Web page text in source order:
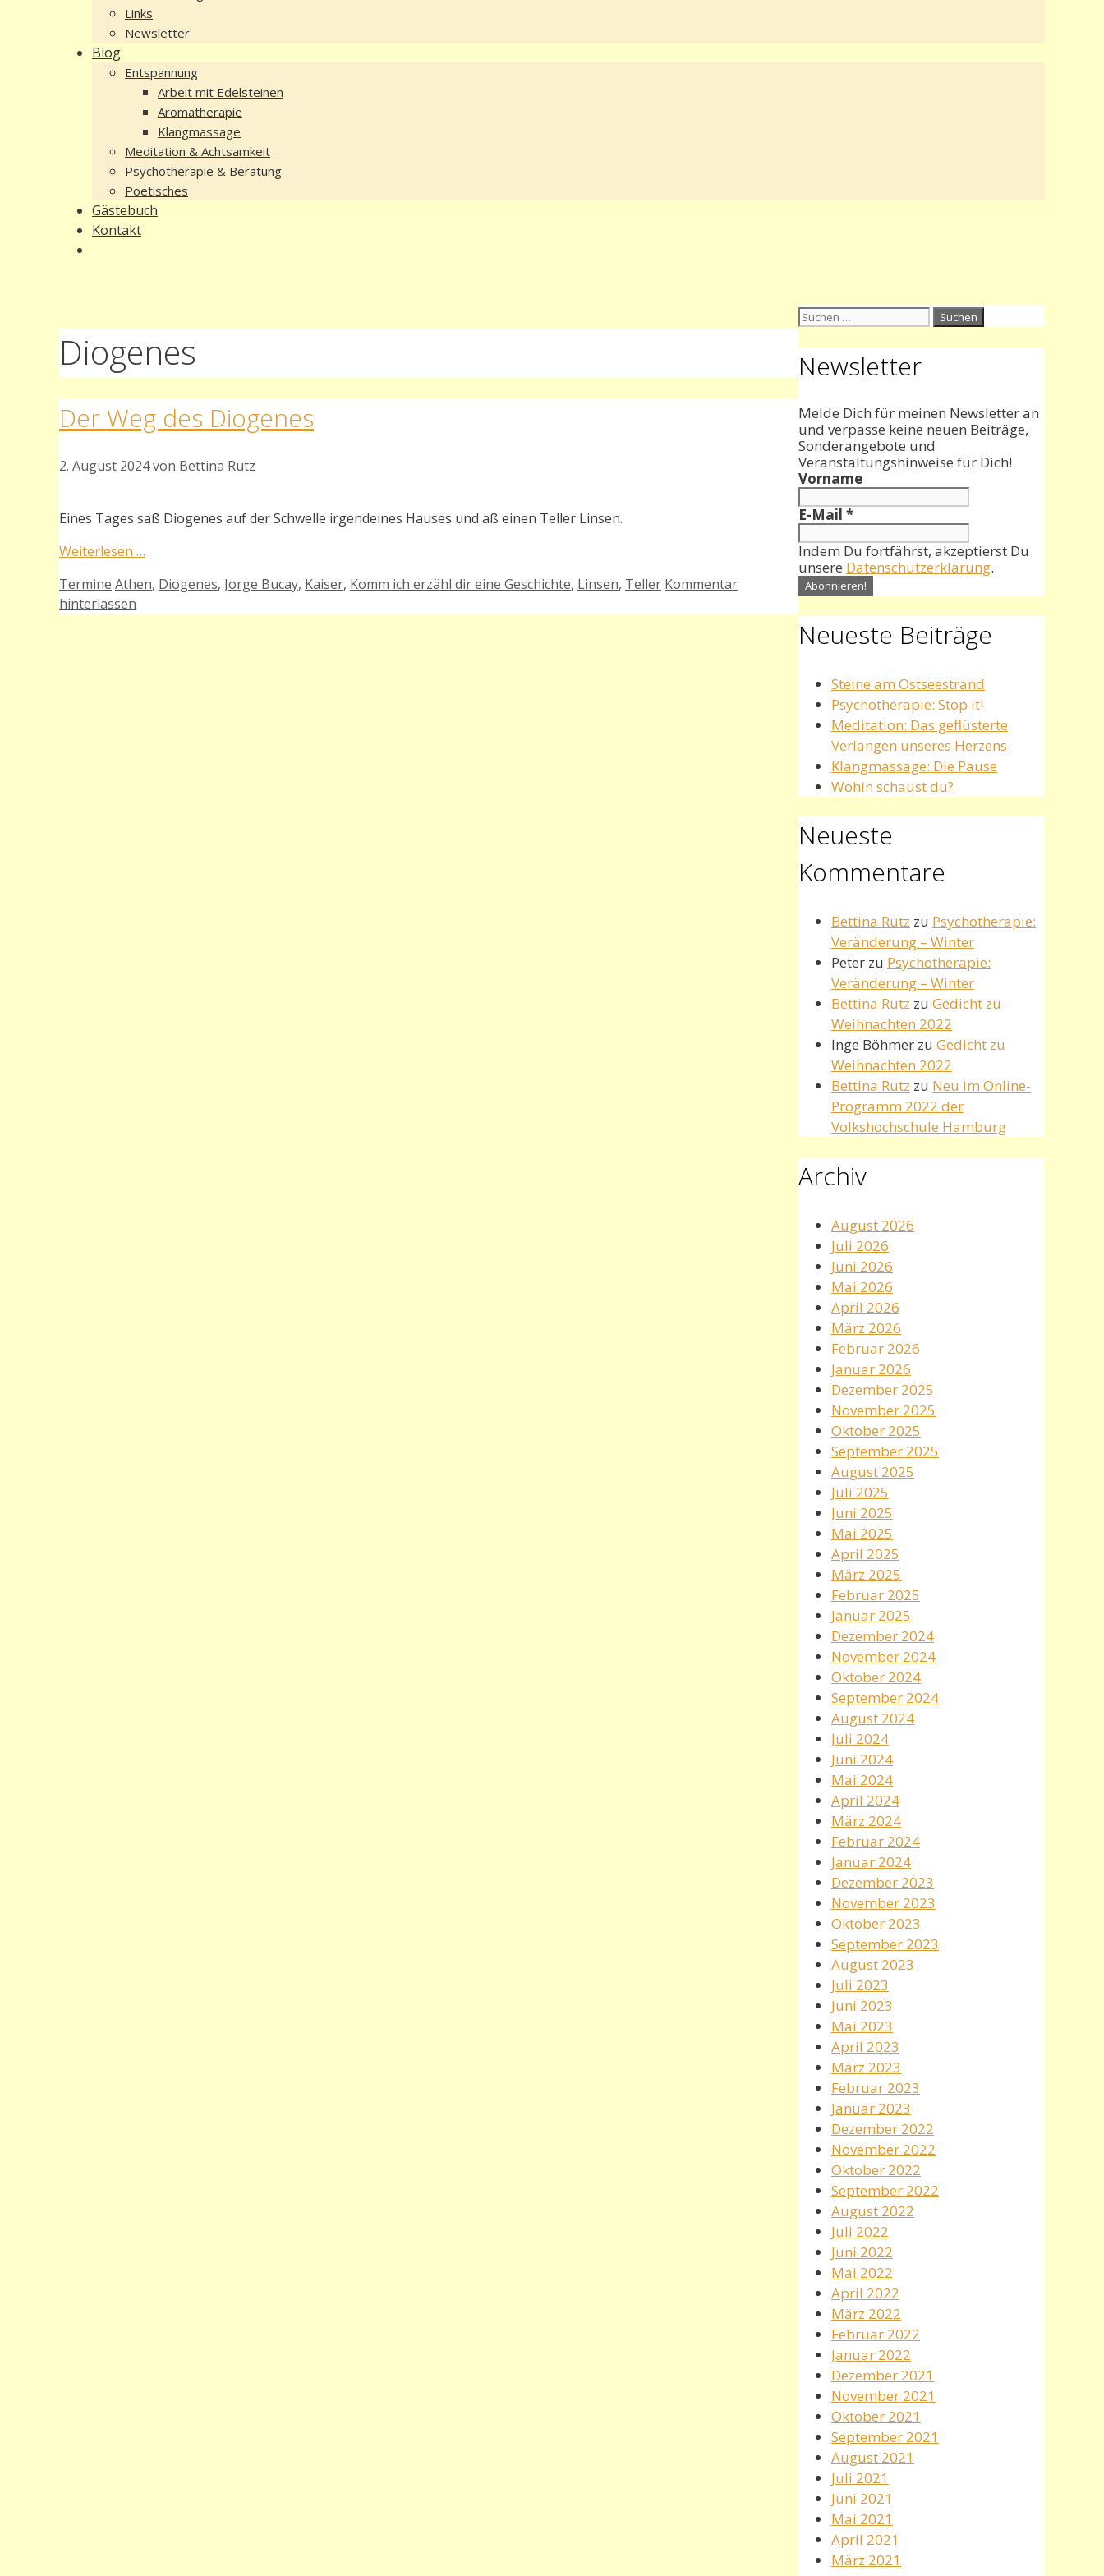
Links
Newsletter
Blog
Entspannung
Arbeit mit Edelsteinen
Aromatherapie
Klangmassage
Meditation & Achtsamkeit
Psychotherapie & Beratung
Poetisches
Gästebuch
Kontakt
Diogenes
Der Weg des Diogenes
2. August 2024von Bettina Rutz
Eines Tages saß Diogenes auf der Schwelle irgendeines Hauses und aß einen Teller Linsen.
Weiterlesen …
Kategorien
Termine Schlagwörter
Athen, Diogenes, Jorge Bucay, Kaiser, Komm ich erzähl dir eine Geschichte, Linsen, Teller Kommentar
hinterlassen
Suchen
Newsletter
Melde Dich für meinen Newsletter an
und verpasse keine neuen Beiträge,
Sonderangebote und
Veranstaltungshinweise für Dich!
Vorname
E-Mail *
Indem Du fortfährst, akzeptierst Du
unsere Datenschutzerklärung.
Neueste Beiträge
Steine am Ostseestrand
Psychotherapie: Stop it!
Meditation: Das geflüsterte
Verlangen unseres Herzens
Klangmassage: Die Pause
Wohin schaust du?
Neueste
Kommentare
Bettina Rutz zu Psychotherapie:
Veränderung – Winter
Peter zu Psychotherapie:
Veränderung – Winter
Bettina Rutz zu Gedicht zu
Weihnachten 2022
Inge Böhmer zu Gedicht zu
Weihnachten 2022
Bettina Rutz zu Neu im Online-
Programm 2022 der
Volkshochschule Hamburg
Archiv
August 2026
Juli 2026
Juni 2026
Mai 2026
April 2026
März 2026
Februar 2026
Januar 2026
Dezember 2025
November 2025
Oktober 2025
September 2025
August 2025
Juli 2025
Juni 2025
Mai 2025
April 2025
März 2025
Februar 2025
Januar 2025
Dezember 2024
November 2024
Oktober 2024
September 2024
August 2024
Juli 2024
Juni 2024
Mai 2024
April 2024
März 2024
Februar 2024
Januar 2024
Dezember 2023
November 2023
Oktober 2023
September 2023
August 2023
Juli 2023
Juni 2023
Mai 2023
April 2023
März 2023
Februar 2023
Januar 2023
Dezember 2022
November 2022
Oktober 2022
September 2022
August 2022
Juli 2022
Juni 2022
Mai 2022
April 2022
März 2022
Februar 2022
Januar 2022
Dezember 2021
November 2021
Oktober 2021
September 2021
August 2021
Juli 2021
Juni 2021
Mai 2021
April 2021
März 2021